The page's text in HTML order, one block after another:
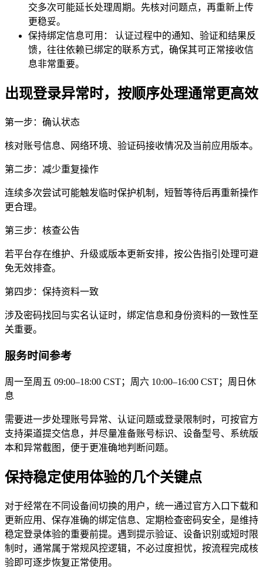
交多次可能延长处理周期。先核对问题点，再重新上传
更稳妥。
保持绑定信息可用：
认证过程中的通知、验证和结果反
馈，往往依赖已绑定的联系方式，确保其可正常接收信
息非常重要。
出现登录异常时，按顺序处理通常更高效
第一步：确认状态
核对账号信息、网络环境、验证码接收情况及当前应用版本。
第二步：减少重复操作
连续多次尝试可能触发临时保护机制，短暂等待后再重新操作
更合理。
第三步：核查公告
若平台存在维护、升级或版本更新安排，按公告指引处理可避
免无效排查。
第四步：保持资料一致
涉及密码找回与实名认证时，绑定信息和身份资料的一致性至
关重要。
服务时间参考
周一至周五 09:00–18:00 CST；周六 10:00–16:00 CST；周日休
息
需要进一步处理账号异常、认证问题或登录限制时，可按官方
支持渠道提交信息，并尽量准备账号标识、设备型号、系统版
本和异常截图，便于更准确地判断问题。
保持稳定使用体验的几个关键点
对于经常在不同设备间切换的用户，统一通过官方入口下载和
更新应用、保存准确的绑定信息、定期检查密码安全，是维持
稳定登录体验的重要前提。遇到提示验证、设备识别或短时限
制时，通常属于常规风控逻辑，不必过度担忧，按流程完成核
验即可逐步恢复正常使用。